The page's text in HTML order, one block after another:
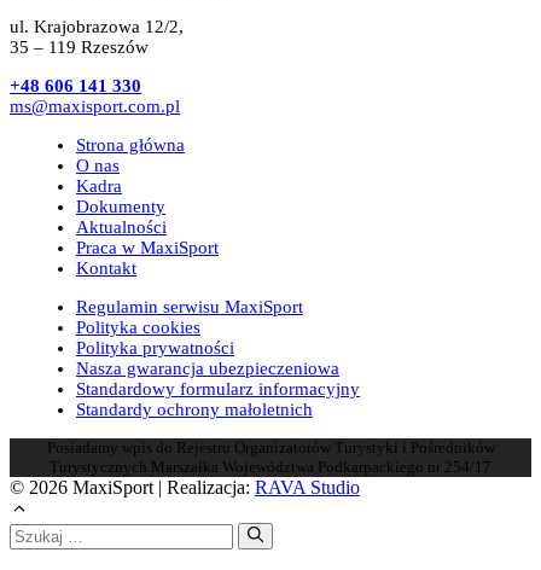
ul. Krajobrazowa 12/2,
35 – 119 Rzeszów
+48 606 141 330
ms@maxisport.com.pl
Strona główna
O nas
Kadra
Dokumenty
Aktualności
Praca w MaxiSport
Kontakt
Regulamin serwisu MaxiSport
Polityka cookies
Polityka prywatności
Nasza gwarancja ubezpieczeniowa
Standardowy formularz informacyjny
Standardy ochrony małoletnich
Posiadamy wpis do Rejestru Organizatorów Turystyki i Pośredników
Turystycznych Marszałka Województwa Podkarpackiego nr 254/17
© 2026 MaxiSport | Realizacja: RAVA Studio
Szukaj: